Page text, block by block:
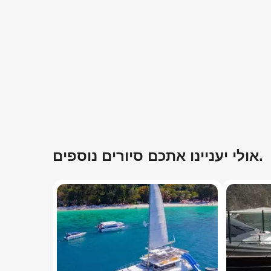
אולי יעניינו אתכם סיורים נוספים.